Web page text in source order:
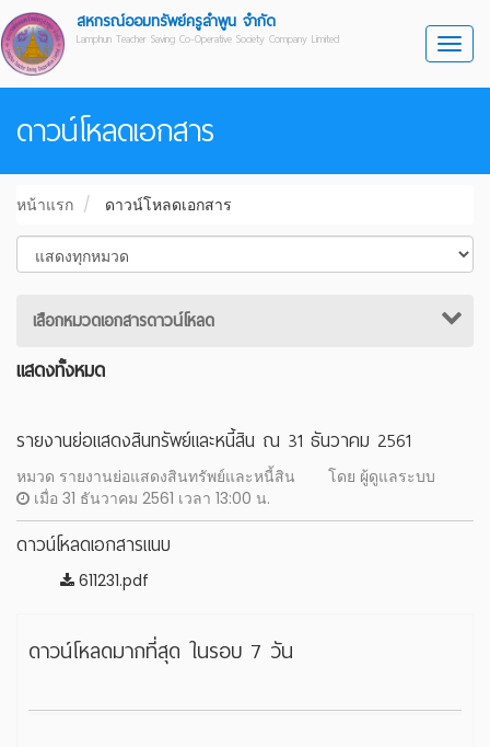
สหกรณ์ออมทรัพย์ครูลำพูน จำกัด
Lamphun Teacher Saving Co-Operative Society Company Limited
ดาวน์โหลดเอกสาร
หน้าแรก ดาวน์โหลดเอกสาร
เสือกหมวดเอกสารดาวน์โหลด
แสดงทั้งหมด
รายงานย่อแสดงสินทรัพย์และหนี้สิน ณ 31 ธันวาคม 2561
หมวด รายงานย่อแสดงสินทรัพย์และหนี้สิน
โดย ผู้ดูแลระบบ
เมื่อ 31 ธันวาคม 2561 เวลา 13:00 น.
ดาวน์โหลดเอกสารแนบ
611231.pdf
ดาวน์โหลดมากที่สุด ในรอบ 7 วัน